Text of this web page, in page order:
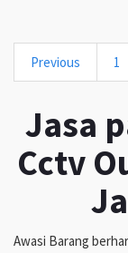
Previous 1
Jasa
Cctv
Awasi Barang